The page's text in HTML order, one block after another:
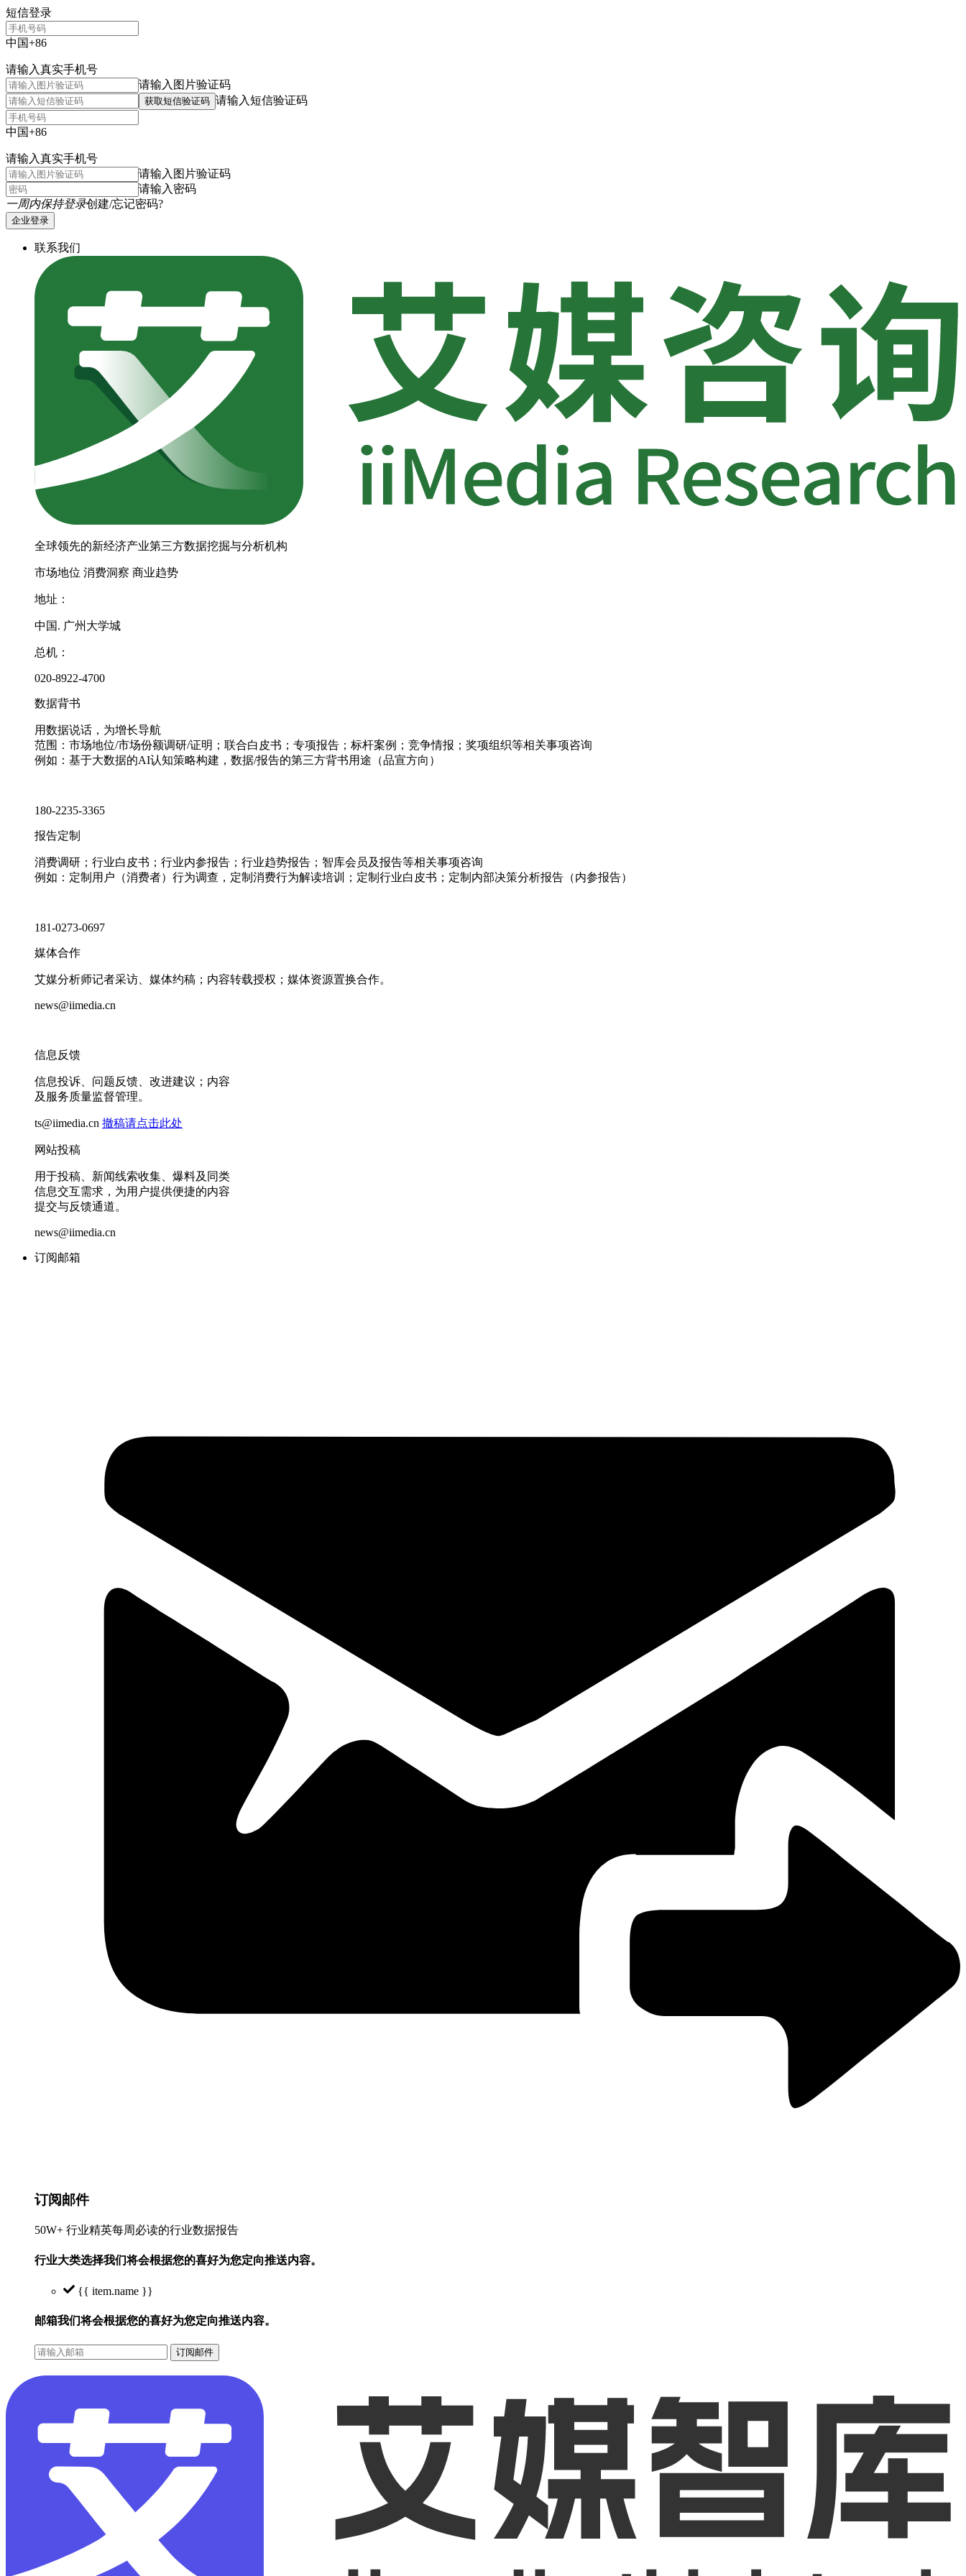
短信登录
中国+86
请输入真实手机号
请输入图片验证码
获取短信验证码 请输入短信验证码
中国+86
请输入真实手机号
请输入图片验证码
请输入密码
一周内保持登录创建/忘记密码?
企业登录
联系我们
全球领先的新经济产业第三方数据挖掘与分析机构
市场地位 消费洞察 商业趋势
地址：
中国. 广州大学城
总机：
020-8922-4700
数据背书
用数据说话，为增长导航
范围：市场地位/市场份额调研/证明；联合白皮书；专项报告；标杆案例；竞争情报；奖项组织等相关事项咨询
例如：基于大数据的AI认知策略构建，数据/报告的第三方背书用途（品宣方向）
180-2235-3365
报告定制
消费调研；行业白皮书；行业内参报告；行业趋势报告；智库会员及报告等相关事项咨询
例如：定制用户（消费者）行为调查，定制消费行为解读培训；定制行业白皮书；定制内部决策分析报告（内参报告）
181-0273-0697
媒体合作
艾媒分析师记者采访、媒体约稿；内容转载授权；媒体资源置换合作。
news@iimedia.cn
信息反馈
信息投诉、问题反馈、改进建议；内容
及服务质量监督管理。
ts@iimedia.cn 撤稿请点击此处
网站投稿
用于投稿、新闻线索收集、爆料及同类
信息交互需求，为用户提供便捷的内容
提交与反馈通道。
news@iimedia.cn
订阅邮箱
订阅邮件
50W+ 行业精英每周必读的行业数据报告
行业大类选择我们将会根据您的喜好为您定向推送内容。
{{ item.name }}
邮箱我们将会根据您的喜好为您定向推送内容。
订阅邮件